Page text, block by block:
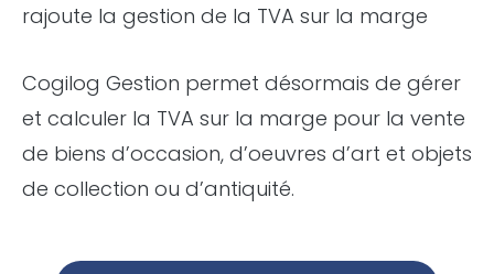
rajoute la gestion de la TVA sur la marge
Cogilog Gestion permet désormais de gérer
et calculer la TVA sur la marge pour la vente
de biens d’occasion, d’oeuvres d’art et objets
de collection ou d’antiquité.